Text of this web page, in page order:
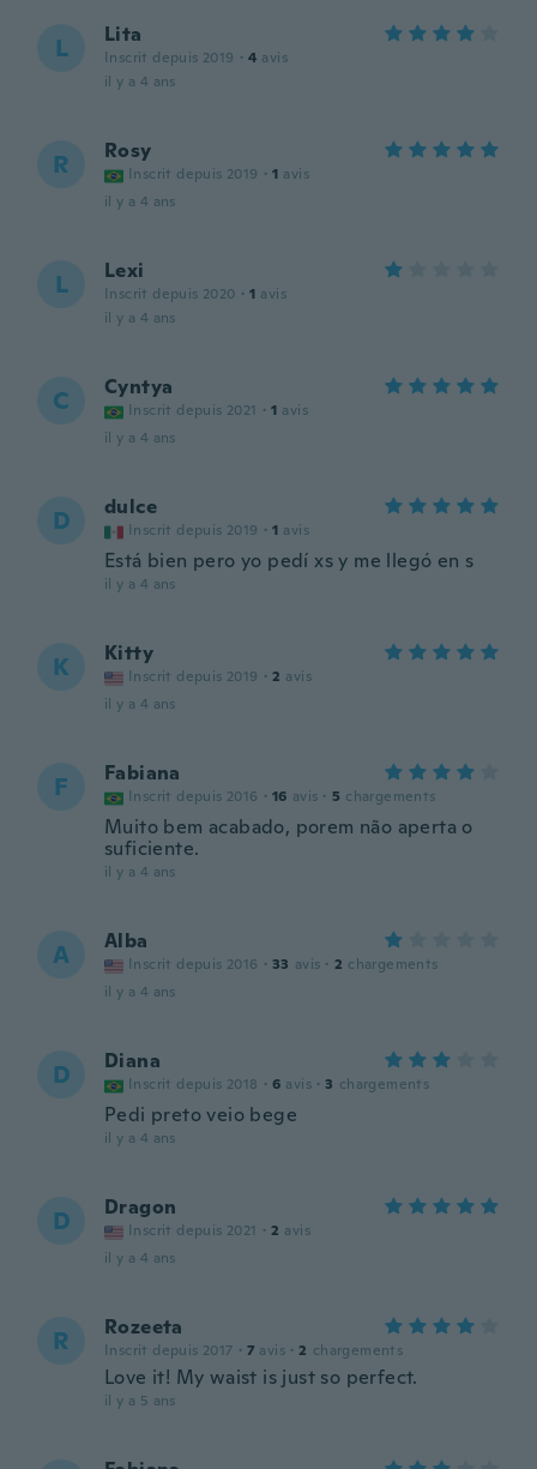
L Lita
Inscrit depuis 2019 · 4 avis
il y a 4 ans
R Rosy
Inscrit depuis 2019 · 1 avis
il y a 4 ans
L Lexi
Inscrit depuis 2020 · 1 avis
il y a 4 ans
C Cyntya
Inscrit depuis 2021 · 1 avis
il y a 4 ans
D dulce
Inscrit depuis 2019 · 1 avis
Está bien pero yo pedí xs y me llegó en s
il y a 4 ans
K Kitty
Inscrit depuis 2019 · 2 avis
il y a 4 ans
F Fabiana
Inscrit depuis 2016 · 16 avis · 5 chargements
Muito bem acabado, porem não aperta o
suficiente.
il y a 4 ans
A Alba
Inscrit depuis 2016 · 33 avis · 2 chargements
il y a 4 ans
D Diana
Inscrit depuis 2018 · 6 avis · 3 chargements
Pedi preto veio bege
il y a 4 ans
D Dragon
Inscrit depuis 2021 · 2 avis
il y a 4 ans
R Rozeeta
Inscrit depuis 2017 · 7 avis · 2 chargements
Love it! My waist is just so perfect.
il y a 5 ans